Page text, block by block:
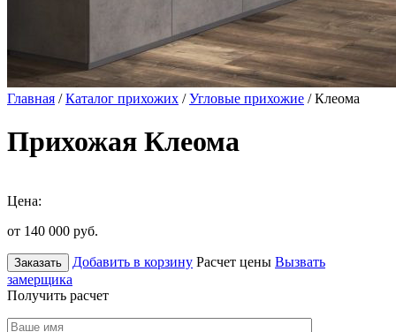
Главная /Каталог прихожих /Угловые прихожие / Клеома
Прихожая Клеома
Цена:
от 140 000 руб.
Заказать Добавить в корзину Расчет цены Вызвать
замерщика
Получить расчет